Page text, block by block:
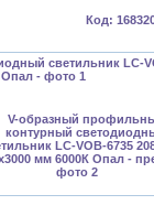
Код: